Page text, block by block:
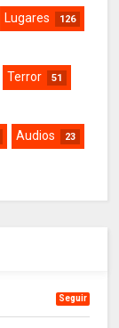
Lugares 126
Terror 51
Audios 23
Seguir